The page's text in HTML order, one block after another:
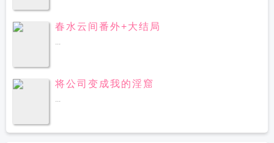
春水云间番外+大结局
...
将公司变成我的淫窟
...